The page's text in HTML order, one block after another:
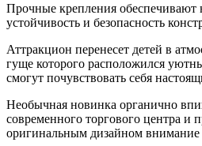
Прочные крепления обеспечивают
устойчивость и безопасность
Аттракцион перенесет детей в
гуще которого расположился
смогут почувствовать себя
Необычная новинка органично
современного торгового центра и
оригинальным дизайном внимание